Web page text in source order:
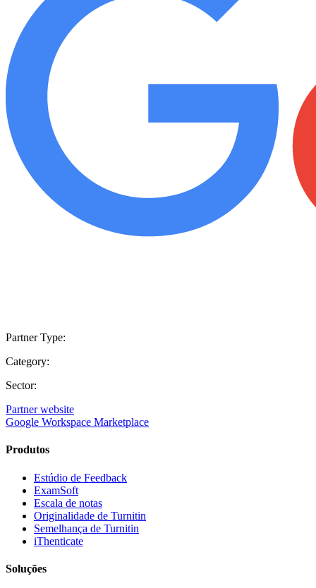
Partner Type:
Category:
Sector:
Partner website
Google Workspace Marketplace
Produtos
Estúdio de Feedback
ExamSoft
Escala de notas
Originalidade de Turnitin
Semelhança de Turnitin
iThenticate
Soluções